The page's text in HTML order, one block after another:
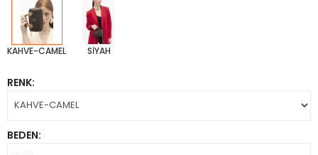
KAHVE-CAMEL SİYAH
RENK:
BEDEN: